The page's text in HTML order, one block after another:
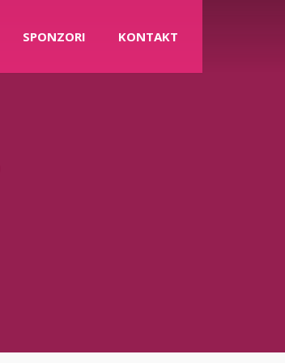
SPONZORI KONTAKT